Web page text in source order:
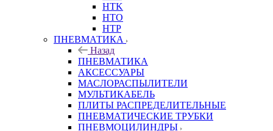
HTK
HTO
HTP
ПНЕВМАТИКА
Назад
ПНЕВМАТИКА
АКСЕССУАРЫ
МАСЛОРАСПЫЛИТЕЛИ
МУЛЬТИКАБЕЛЬ
ПЛИТЫ РАСПРЕДЕЛИТЕЛЬНЫЕ
ПНЕВМАТИЧЕСКИЕ ТРУБКИ
ПНЕВМОЦИЛИНДРЫ